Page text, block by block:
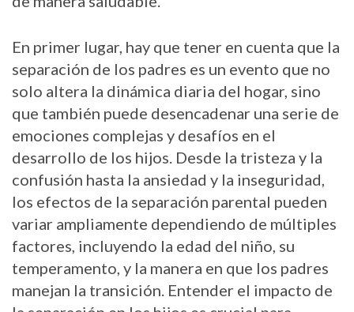
En primer lugar, hay que tener en cuenta que la
separación de los padres es un evento que no
solo altera la dinámica diaria del hogar, sino
que también puede desencadenar una serie de
emociones complejas y desafíos en el
desarrollo de los hijos. Desde la tristeza y la
confusión hasta la ansiedad y la inseguridad,
los efectos de la separación parental pueden
variar ampliamente dependiendo de múltiples
factores, incluyendo la edad del niño, su
temperamento, y la manera en que los padres
manejan la transición. Entender el impacto de